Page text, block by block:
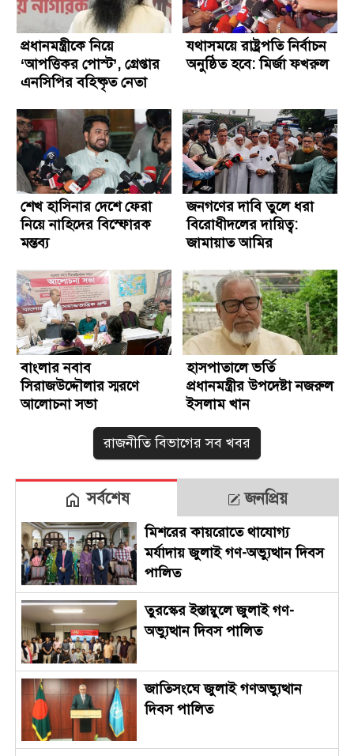
প্রধানমন্ত্রীকে নিয়ে
‘আপত্তিকর পোস্ট’, গ্রেপ্তার
এনসিপির বহিষ্কৃত নেতা
যথাসময়ে রাষ্ট্রপতি নির্বাচন
অনুষ্ঠিত হবে: মির্জা ফখরুল
শেখ হাসিনার দেশে ফেরা
নিয়ে নাহিদের বিস্ফোরক
মন্তব্য
জনগণের দাবি তুলে ধরা
বিরোধীদলের দায়িত্ব:
জামায়াত আমির
বাংলার নবাব
সিরাজউদ্দৌলার স্মরণে
আলোচনা সভা
হাসপাতালে ভর্তি
প্রধানমন্ত্রীর উপদেষ্টা নজরুল
ইসলাম খান
রাজনীতি বিভাগের সব খবর
সর্বশেষ জনপ্রিয়
মিশরের কায়রোতে থাযোগ্য
মর্যাদায় জুলাই গণ-অভ্যুত্থান দিবস
পালিত
তুরস্কের ইস্তাম্বুলে জুলাই গণ-
অভ্যুত্থান দিবস পালিত
জাতিসংঘে জুলাই গণঅভ্যুত্থান
দিবস পালিত